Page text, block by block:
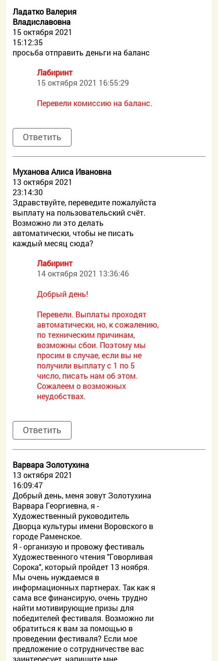
Ладатко Валерия
Владиславовна
15 октября 2021
15:12:35
просьба отправить деньги на баланс
Лабиринт
15 октября 2021 16:55:29
Перевели комиссию на баланс.
Ответить
Муханова Алиса Ивановна
13 октября 2021
23:14:30
Здравствуйте, переведите пожалуйста
выплату на пользовательский счёт.
Возможно ли это делать
автоматически, чтобы не писать
каждый месяц сюда?
Лабиринт
14 октября 2021 13:36:46
Добрый день!
Перевели. Выплаты проходят
автоматически, но, к сожалению,
по техническим причинам,
возможны сбои. Поэтому мы
просим в случае, если вы не
получили выплату с 1 по 5
число, писать нам об этом.
Сожалеем о возможных
неудобствах.
Ответить
Варвара Золотухина
13 октября 2021
16:09:47
Добрый день, меня зовут Золотухина
Варвара Георгиевна, я -
Художественный руководитель
Дворца культуры имени Воровского в
городе Раменское.
Я - организую и провожу фестиваль
Художественного чтения "Говорливая
Сорока", который пройдет 13 ноября.
Мы очень нуждаемся в
информационных партнерах. Так как я
сама все финансирую, очень трудно
найти мотивирующие призы для
победителей фестиваля. Возможно ли
обратиться к вам за помощью в
проведении фестиваля? Если мое
предложение о сотрудничестве вас
заинтересует, напишите мне